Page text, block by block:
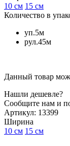
10 см 15 см
Количество в
уп.5м
рул.45м
Данный товар
Нашли дешевле?
Сообщите нам и
Артикул: 13399
Ширина
10 см 15 см